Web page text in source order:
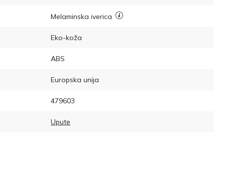
Melaminska iverica
Eko-koža
ABS
Europska unija
479603
Upute